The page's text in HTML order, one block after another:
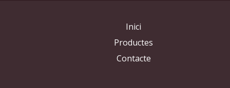
Inici
Productes
Contacte